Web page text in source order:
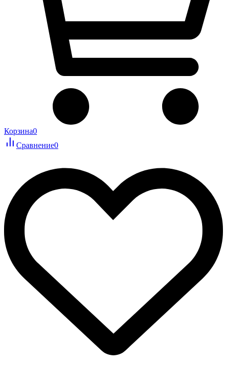
Корзина0
Сравнение0